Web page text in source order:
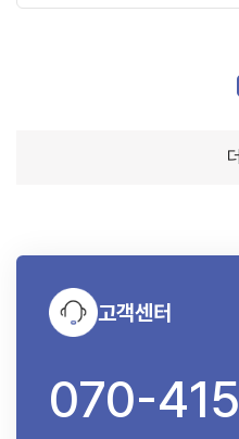
고객센터
070-